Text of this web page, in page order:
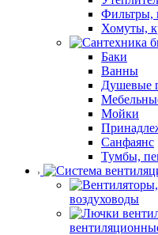
Фильтры,
Хомуты,
Баки
Ванны
Душевые
Мойки
Санфаянс
Тумбы,
воздуховоды